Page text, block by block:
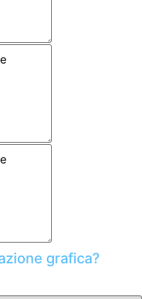
grafica?